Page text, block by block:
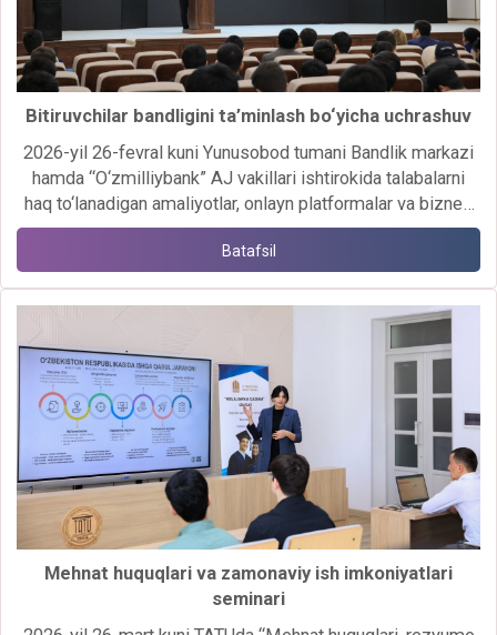
Bitiruvchilar bandligini ta’minlash bo‘yicha uchrashuv
2026-yil 26-fevral kuni Yunusobod tumani Bandlik markazi
hamda “O‘zmilliybank” AJ vakillari ishtirokida talabalarni
haq to‘lanadigan amaliyotlar, onlayn platformalar va biznes
loyihalarni qo‘llab-quvvatlash imkoniyatlari bilan tanishtirish
uchrashuvi tashkil etildi.
Batafsil
Mehnat huquqlari va zamonaviy ish imkoniyatlari
seminari